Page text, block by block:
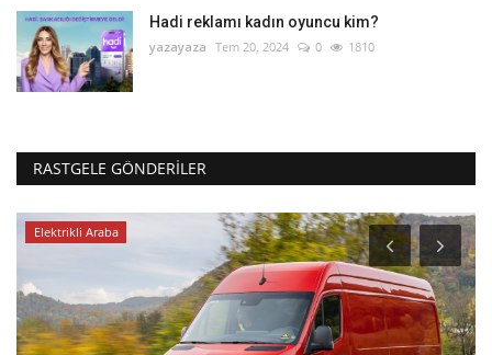
Hadi reklamı kadın oyuncu kim?
yazayaza Tem 20, 2024 0 1810
RASTGELE GÖNDERILER
Elektrikli Araba